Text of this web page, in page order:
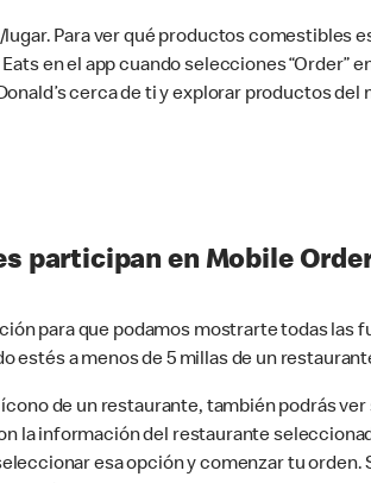
Para ver qué productos comestibles
en el app cuando selecciones “Order”
cerca de ti y explorar productos del
participan en Mobile
para que podamos mostrarte todas las
estés a menos de 5 millas de un
de un restaurante, también podrás
la información del restaurante
esa opción y comenzar tu